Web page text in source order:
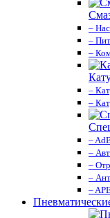
–
–
–
–
–
–
–
–
–
–